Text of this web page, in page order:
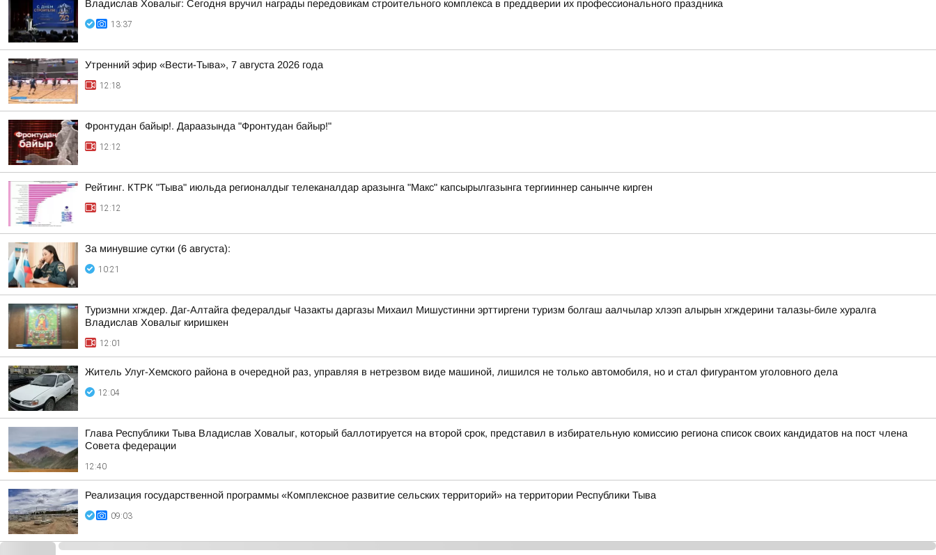
Владислав Ховалыг: Сегодня вручил награды передовикам строительного комплекса в преддверии их профессионального праздника
13:37
Утренний эфир «Вести-Тыва», 7 августа 2026 года
12:18
Фронтудан байыр!. Дараазында "Фронтудан байыр!"
12:12
Рейтинг. КТРК "Тыва" июльда регионалдыг телеканалдар аразынга "Макс" капсырылгазынга тергииннер санынче кирген
12:12
За минувшие сутки (6 августа):
10:21
Туризмни хгждер. Даг-Алтайга федералдыг Чазакты даргазы Михаил Мишустинни эрттиргени туризм болгаш аалчылар хлээп алырын хгждерини талазы-биле хуралга
Владислав Ховалыг киришкен
12:01
Житель Улуг-Хемского района в очередной раз, управляя в нетрезвом виде машиной, лишился не только автомобиля, но и стал фигурантом уголовного дела
12:04
Глава Республики Тыва Владислав Ховалыг, который баллотируется на второй срок, представил в избирательную комиссию региона список своих кандидатов на пост члена
Совета федерации
12:40
Реализация государственной программы «Комплексное развитие сельских территорий» на территории Республики Тыва
09:03